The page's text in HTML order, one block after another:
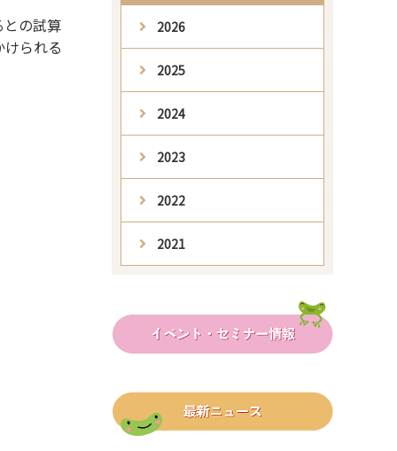
の試算
られる
2026
2025
2024
2023
2022
2021